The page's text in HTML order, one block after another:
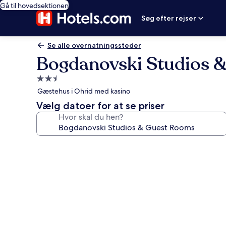
Gå til hovedsektionen
Søg efter rejser
Se alle overnatningssteder
Bogdanovski Studios
2.5-
stjernet
overnatningssted
Gæstehus i Ohrid med kasino
Vælg datoer for at se priser
Hvor skal du hen?